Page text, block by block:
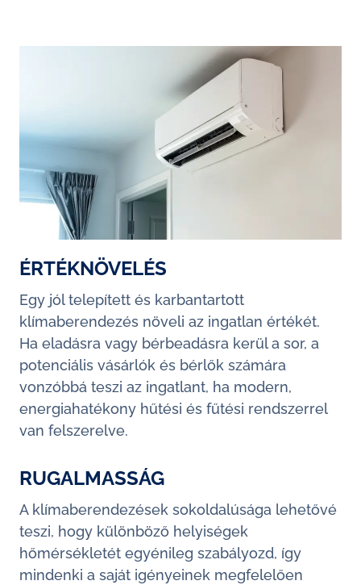
ÉRTÉKNÖVELÉS
Egy jól telepített és karbantartott
klímaberendezés növeli az ingatlan értékét.
Ha eladásra vagy bérbeadásra kerül a sor, a
potenciális vásárlók és bérlők számára
vonzóbbá teszi az ingatlant, ha modern,
energiahatékony hűtési és fűtési rendszerrel
van felszerelve.
RUGALMASSÁG
A klímaberendezések sokoldalúsága lehetővé
teszi, hogy különböző helyiségek
hőmérsékletét egyénileg szabályozd, így
mindenki a saját igényeinek megfelelően